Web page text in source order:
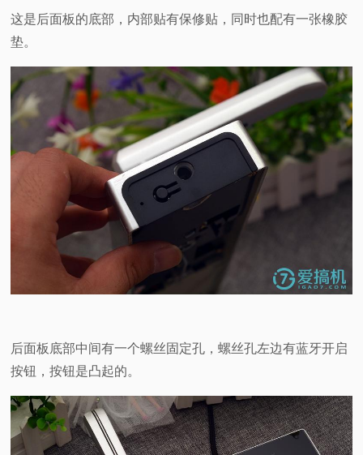
这是后面板的底部，内部贴有保修贴，同时也配有一张橡胶
垫。
后面板底部中间有一个螺丝固定孔，螺丝孔左边有蓝牙开启
按钮，按钮是凸起的。